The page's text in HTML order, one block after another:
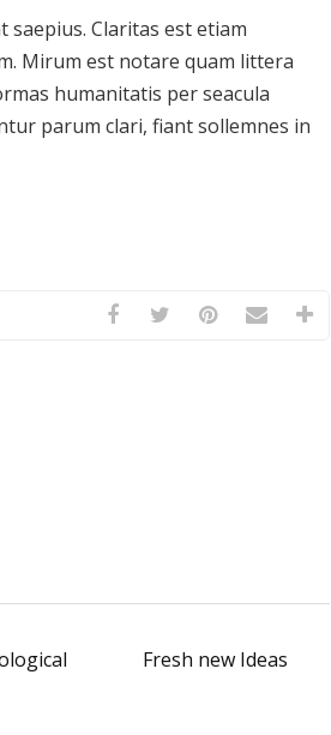
saepius. Claritas est etiam
Mirum est notare quam littera
humanitatis per seacula
parum clari, fiant sollemnes in
Fresh new Ideas